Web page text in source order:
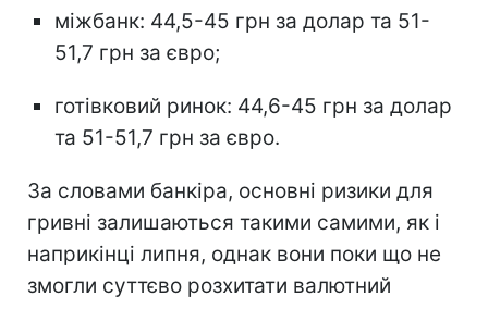
міжбанк: 44,5-45 грн за долар та 51-
51,7 грн за євро;
готівковий ринок: 44,6-45 грн за долар
та 51-51,7 грн за євро.
За словами банкіра, основні ризики для
гривні залишаються такими самими, як і
наприкінці липня, однак вони поки що не
змогли суттєво розхитати валютний